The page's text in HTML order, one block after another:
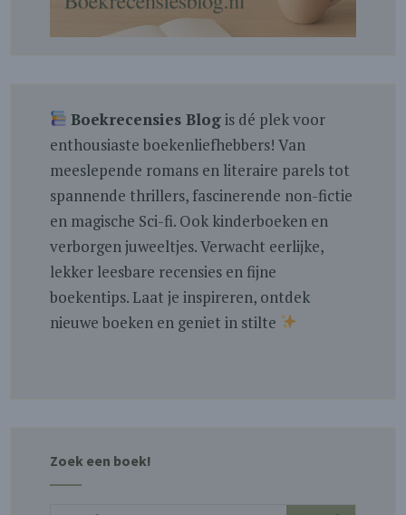
Boekrecensies Blogis dé plek voor
enthousiaste boekenliefhebbers! Van
meeslepende romans en literaire parels tot
spannende thrillers, fascinerende non-fictie
en magische Sci-fi. Ook kinderboeken en
verborgen juweeltjes. Verwacht eerlijke,
lekker leesbare recensies en fijne
boekentips. Laat je inspireren, ontdek
nieuwe boeken en geniet in stilte
Zoek een boek!